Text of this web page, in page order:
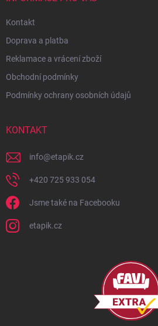
Kontakt
Doprava a platba
Reklamace a vrácení zboží
Obchodní podmínky
Podmínky ochrany osobních údajů
KONTAKT
info@etapik.cz
+420 725 933 054
Jsme také na Facebooku
etapik.cz